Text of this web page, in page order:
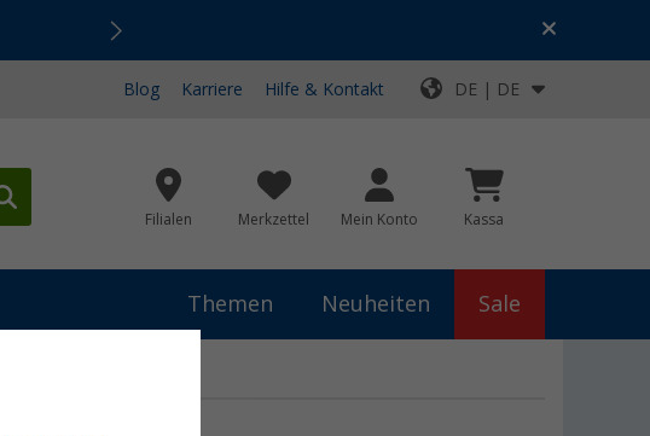
Top-Deals für dein Abenteuer!
Blog Karriere Hilfe & Kontakt DE | DE
Filialen Merkzettel Mein Konto Kassa
Themen Neuheiten Sale